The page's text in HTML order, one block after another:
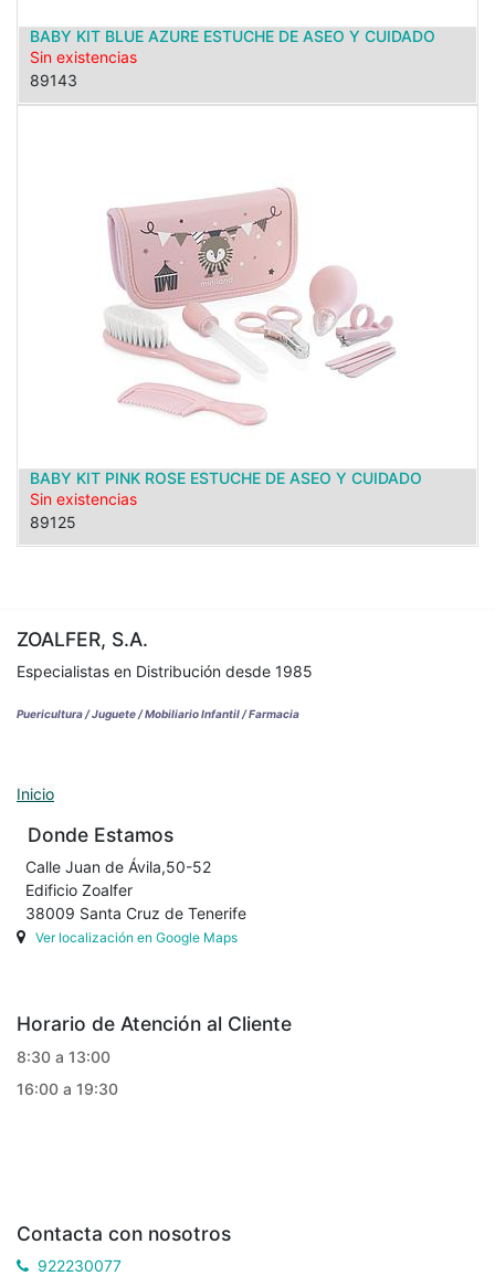
BABY KIT BLUE AZURE ESTUCHE DE ASEO Y CUIDADO
Sin existencias
89143
BABY KIT PINK ROSE ESTUCHE DE ASEO Y CUIDADO
Sin existencias
89125
ZOALFER, S.A.
Especialistas en Distribución desde 1985
Puericultura / Juguete / Mobiliario Infantil / Farmacia
Inicio
Donde Estamos
Calle Juan de Ávila,50-52
Edificio Zoalfer
38009 Santa Cruz de Tenerife
Ver localización en Google Maps
Horario de Atención al Cliente
8:30 a 13:00
16:00 a 19:30
Contacta con nosotros
922230077